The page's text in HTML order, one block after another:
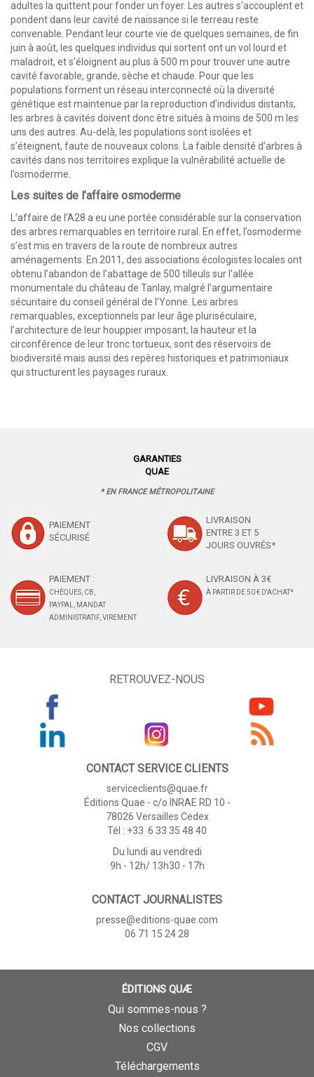
adultes la quittent pour fonder un foyer. Les autres s’accouplent et
pondent dans leur cavité de naissance si le terreau reste
convenable. Pendant leur courte vie de quelques semaines, de fin
juin à août, les quelques individus qui sortent ont un vol lourd et
maladroit, et s’éloignent au plus à 500 m pour trouver une autre
cavité favorable, grande, sèche et chaude. Pour que les
populations forment un réseau interconnecté où la diversité
génétique est maintenue par la reproduction d’individus distants,
les arbres à cavités doivent donc être situés à moins de 500 m les
uns des autres. Au-delà, les populations sont isolées et
s’éteignent, faute de nouveaux colons. La faible densité d’arbres à
cavités dans nos territoires explique la vulnérabilité actuelle de
l’osmoderme.
Les suites de l’affaire osmoderme
L’affaire de l’A28 a eu une portée considérable sur la conservation
des arbres remarquables en territoire rural. En effet, l’osmoderme
s’est mis en travers de la route de nombreux autres
aménagements. En 2011, des associations écologistes locales ont
obtenu l’abandon de l’abattage de 500 tilleuls sur l’allée
monumentale du château de Tanlay, malgré l’argumentaire
sécuritaire du conseil général de l’Yonne. Les arbres
remarquables, exceptionnels par leur âge pluriséculaire,
l’architecture de leur houppier imposant, la hauteur et la
circonférence de leur tronc tortueux, sont des réservoirs de
biodiversité mais aussi des repères historiques et patrimoniaux
qui structurent les paysages ruraux.
GARANTIES
QUAE
* EN FRANCE MÉTROPOLITAINE
PAIEMENT
SÉCURISÉ
LIVRAISON
ENTRE 3 ET 5
JOURS OUVRÉS*
PAIEMENT :
CHÈQUES, CB,
PAYPAL, MANDAT
ADMINISTRATIF, VIREMENT
LIVRAISON À 3€
À PARTIR DE 50 € D'ACHAT*
RETROUVEZ-NOUS
CONTACT SERVICE CLIENTS
serviceclients@quae.fr
Éditions Quae - c/o INRAE RD 10 -
78026 Versailles Cedex
Tél : +33 6 33 35 48 40
Du lundi au vendredi
9h - 12h/ 13h30 - 17h
CONTACT JOURNALISTES
presse@editions-quae.com
06 71 15 24 28
ÉDITIONS QUÆ
Qui sommes-nous ?
Nos collections
CGV
Téléchargements